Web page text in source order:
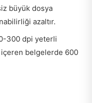
büyük dosya
azaltır.
300 dpi yeterli
belgelerde 600